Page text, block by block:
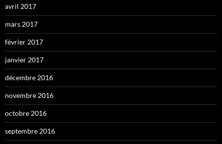
avril 2017
mars 2017
février 2017
janvier 2017
décembre 2016
novembre 2016
octobre 2016
septembre 2016